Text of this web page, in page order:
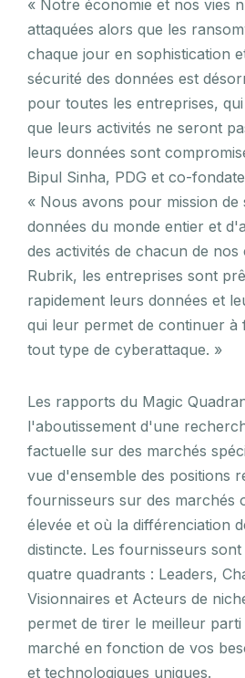
« Notre économie et nos vies
attaquées alors que les
chaque jour en sophistication
sécurité des données est
pour toutes les entreprises,
que leurs activités ne seront
leurs données sont
Bipul Sinha, PDG et co-
« Nous avons pour mission de
données du monde entier et
des activités de chacun de nos
Rubrik, les entreprises sont
rapidement leurs données et
qui leur permet de continuer à
tout type de cyberattaque. »
Les rapports du Magic
l'aboutissement d'une
factuelle sur des marchés
vue d'ensemble des positions
fournisseurs sur des marchés
élevée et où la différenciation
distincte. Les fournisseurs
quatre quadrants : Leaders,
Visionnaires et Acteurs de
permet de tirer le meilleur
marché en fonction de vos
et technologiques uniques.